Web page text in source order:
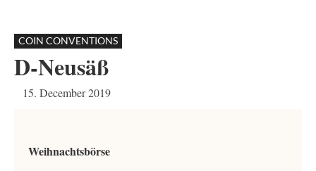
COIN CONVENTIONS
D-Neusäß
15. December 2019
Weihnachtsbörse